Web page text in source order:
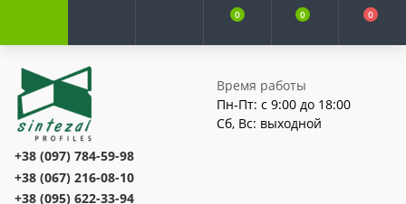
0 0 0
Время работы
Пн-Пт: с 9:00 до 18:00
Сб, Вс: выходной
+38 (097) 784-59-98
+38 (067) 216-08-10
+38 (095) 622-33-94